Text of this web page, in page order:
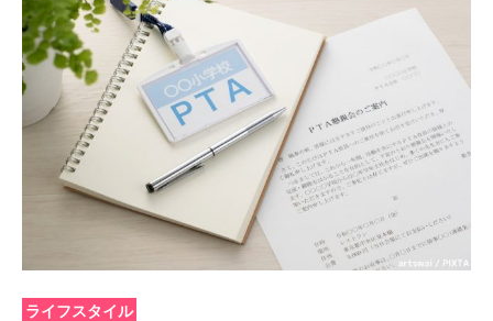
ライフスタイル